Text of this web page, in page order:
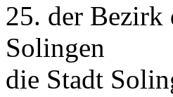
25. der Bezirk
Solingen
die Stadt